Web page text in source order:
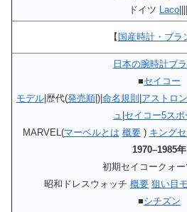
ドイツ Laco
【 国産時計・ブラ
日本の腕時計ブ
■セイコー
モデル|歴代(発売順|)| 命名規則 アストロン
ュ セイコー5スポ
MARVEL(マーベルとは 概要) キング
1970–1985年
初期セイコークォー
昭和ドレスウォッチ 概要 狙い目
■シチズン